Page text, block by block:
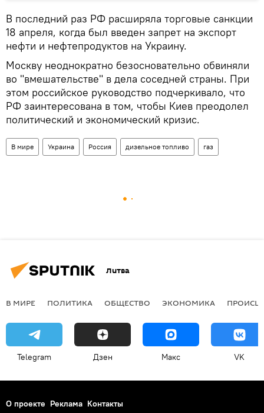
В последний раз РФ расширяла торговые санкции
18 апреля, когда был введен запрет на экспорт
нефти и нефтепродуктов на Украину.
Москву неоднократно безосновательно обвиняли
во "вмешательстве" в дела соседней страны. При
этом российское руководство подчеркивало, что
РФ заинтересована в том, чтобы Киев преодолел
политический и экономический кризис.
В мире Украина Россия дизельное топливо газ
Литва
В МИРЕ ПОЛИТИКА ОБЩЕСТВО ЭКОНОМИКА
Telegram Дзен Макс VK
О проекте Реклама Контакты